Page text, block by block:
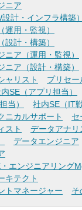
ニア
計・インフラ構築）
用・監視）
計・構築）
ニア（運用・監視）
ニア（設計・構築）
ャリスト
プリセー
SE（アプリ担当）
当）
社内SE（IT
ニカルサポート
セ
スト
データアナリ
データエンジニア
エンジニアリング
キテクト
トマネージャー
そ